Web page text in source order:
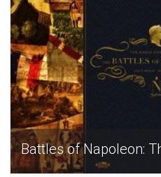
Battles of Napoleon: